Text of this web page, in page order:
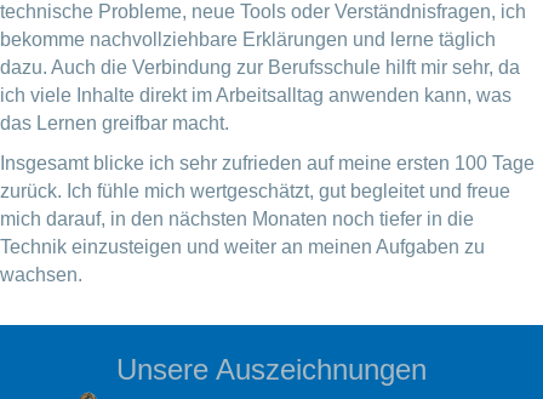
technische Probleme, neue Tools oder Verständnisfragen, ich
bekomme nachvollziehbare Erklärungen und lerne täglich
dazu. Auch die Verbindung zur Berufsschule hilft mir sehr, da
ich viele Inhalte direkt im Arbeitsalltag anwenden kann, was
das Lernen greifbar macht.
Insgesamt blicke ich sehr zufrieden auf meine ersten 100 Tage
zurück. Ich fühle mich wertgeschätzt, gut begleitet und freue
mich darauf, in den nächsten Monaten noch tiefer in die
Technik einzusteigen und weiter an meinen Aufgaben zu
wachsen.
Unsere Auszeichnungen